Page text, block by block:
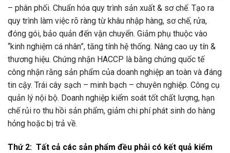
– phân phối. Chuẩn hóa quy trình sản xuất & sơ chế. Tạo ra
quy trình làm việc rõ ràng từ khâu nhập hàng, sơ chế, rửa,
đóng gói, bảo quản đến vận chuyển. Giảm phụ thuộc vào
“kinh nghiệm cá nhân”, tăng tính hệ thống. Nâng cao uy tín &
thương hiệu. Chứng nhận HACCP là bằng chứng quốc tế
công nhận rằng sản phẩm của doanh nghiệp an toàn và đáng
tin cậy. Trái cây sạch – minh bạch – chuyên nghiệp. Công cụ
quản lý nội bộ. Doanh nghiệp kiểm soát tốt chất lượng, hạn
chế rủi ro thu hồi sản phẩm, giảm chi phí phát sinh do hàng
hỏng hoặc bị trả về.
Thứ 2: Tất cả các sản phẩm đều phải có kết quả kiểm